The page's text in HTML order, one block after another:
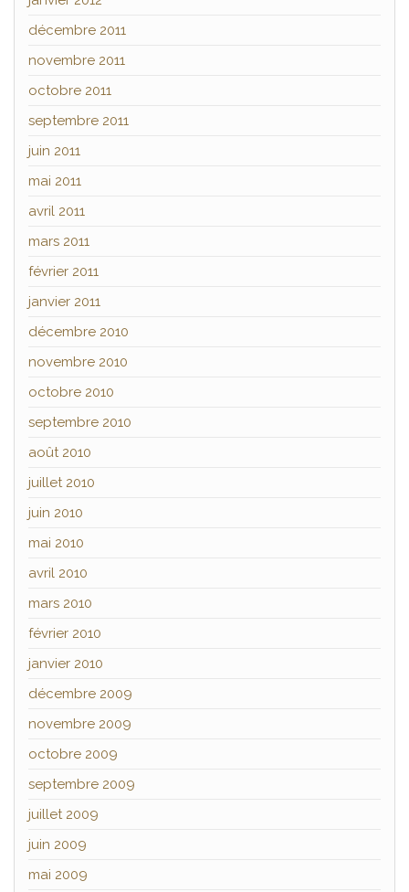
décembre 2011
novembre 2011
octobre 2011
septembre 2011
juin 2011
mai 2011
avril 2011
mars 2011
février 2011
janvier 2011
décembre 2010
novembre 2010
octobre 2010
septembre 2010
août 2010
juillet 2010
juin 2010
mai 2010
avril 2010
mars 2010
février 2010
janvier 2010
décembre 2009
novembre 2009
octobre 2009
septembre 2009
juillet 2009
juin 2009
mai 2009